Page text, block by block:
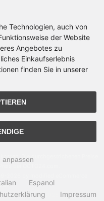
© 2009-2026
Technologien, auch von
der Website
Angebotes zu
Einkaufserlebnis
finden Sie in unserer
anpassen
Espanol
Impressum